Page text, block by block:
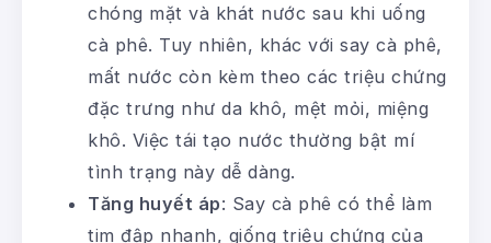
chóng mặt và khát nước sau khi uống
cà phê. Tuy nhiên, khác với say cà phê,
mất nước còn kèm theo các triệu chứng
đặc trưng như da khô, mệt mỏi, miệng
khô. Việc tái tạo nước thường bật mí
tình trạng này dễ dàng.
Tăng huyết áp: Say cà phê có thể làm
tim đập nhanh, giống triệu chứng của